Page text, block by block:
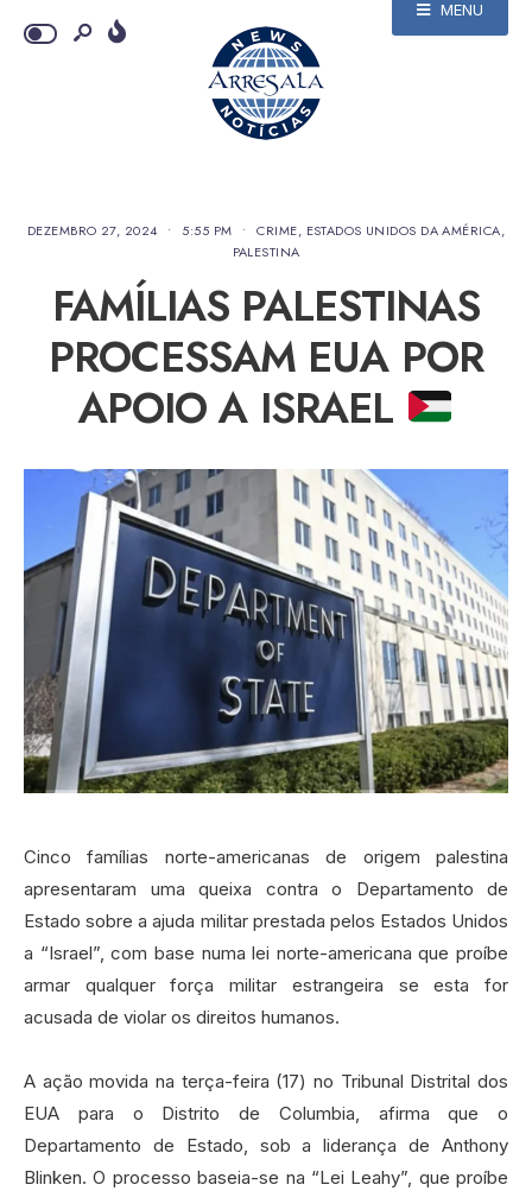
MENU
DEZEMBRO 27, 2024 • 5:55 PM • CRIME, ESTADOS UNIDOS DA AMÉRICA,
PALESTINA
FAMÍLIAS PALESTINAS
PROCESSAM EUA POR
APOIO A ISRAEL
Cinco famílias norte-americanas de origem palestina
apresentaram uma queixa contra o Departamento de
Estado sobre a ajuda militar prestada pelos Estados Unidos
a “Israel”, com base numa lei norte-americana que proíbe
armar qualquer força militar estrangeira se esta for
acusada de violar os direitos humanos.
A ação movida na terça-feira (17) no Tribunal Distrital dos
EUA para o Distrito de Columbia, afirma que o
Departamento de Estado, sob a liderança de Anthony
Blinken. O processo baseia-se na “Lei Leahy”, que proíbe